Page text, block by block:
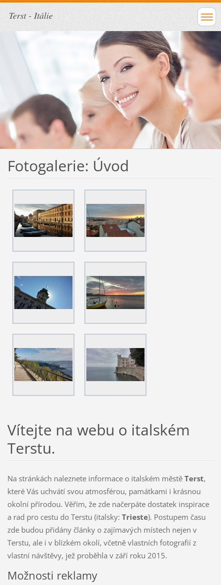
Terst - Itálie
Fotogalerie: Úvod
Vítejte na webu o italském
Terstu.
Na stránkách naleznete informace o italském městě Terst,
které Vás uchvátí svou atmosférou, památkami i krásnou
okolní přírodou. Věřím, že zde načerpáte dostatek inspirace
a rad pro cestu do Terstu (italsky: Trieste). Postupem času
zde budou přidány články o zajímavých místech nejen v
Terstu, ale i v blízkém okolí, včetně vlastních fotografií z
vlastní návštěvy, jež proběhla v září roku 2015.
Možnosti reklamy